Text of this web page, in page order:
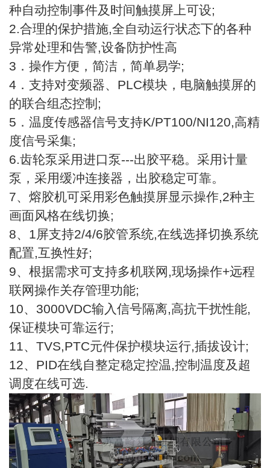
种自动控制事件及时间触摸屏上可设;
2.合理的保护措施,全自动运行状态下的各种
异常处理和告警,设备防护性高
3．操作方便，简洁，简单易学;
4．支持对变频器、PLC模块，电脑触摸屏的
的联合组态控制;
5．温度传感器信号支持K/PT100/NI120,高精
度信号采集;
6.齿轮泵采用进口泵---出胶平稳。采用计量
泵，采用缓冲连接器，出胶稳定可靠。
7、熔胶机可采用彩色触摸屏显示操作,2种主
画面风格在线切换;
8、1屏支持2/4/6胶管系统,在线选择切换系统
配置,互换性好;
9、根据需求可支持多机联网,现场操作+远程
联网操作关存管理功能;
10、3000VDC输入信号隔离,高抗干扰性能,
保证模块可靠运行;
11、TVS,PTC元件保护模块运行,插拔设计;
12、PID在线自整定稳定控温,控制温度及超
调度在线可选.